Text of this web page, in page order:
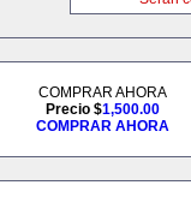
COMPRAR AHORA
Precio $1,500.00
COMPRAR AHORA